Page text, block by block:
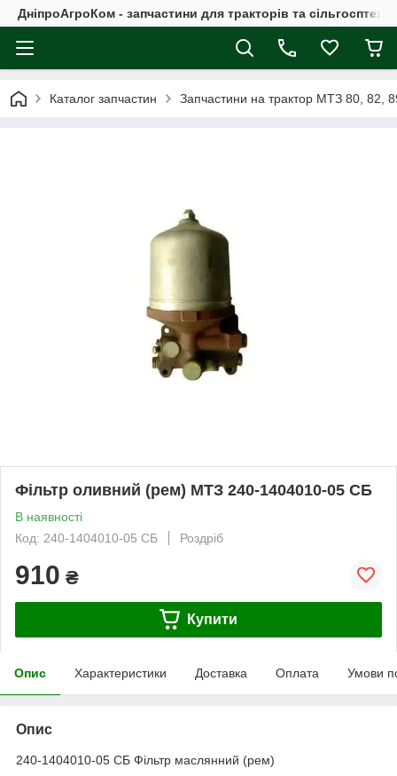
ДніпроАгроКом - запчастини для тракторів та
Каталог запчастин Запчастини на трактор МТЗ 80, 82,
Фільтр оливний (рем) МТЗ 240-1404010-05 СБ
В наявності
Код: 240-1404010-05 СБ
Роздріб
910 ₴
Купити
Опис Характеристики Доставка Оплата Умови
Опис
240-1404010-05 СБ Фільтр маслянний (рем)